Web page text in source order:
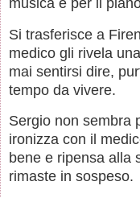
Si trasferisce a
medico gli rivela
mai sentirsi dire,
tempo da vivere.
Sergio non sembra
ironizza con il
bene e ripensa alla
rimaste in sospeso.